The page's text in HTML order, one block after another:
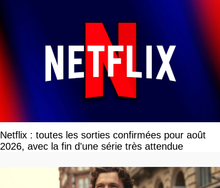
Netflix : toutes les sorties confirmées pour août
2026, avec la fin d'une série très attendue